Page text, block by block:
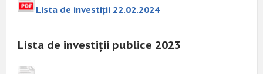
Lista de investiții 22.02.2024
Lista de investiții publice 2023